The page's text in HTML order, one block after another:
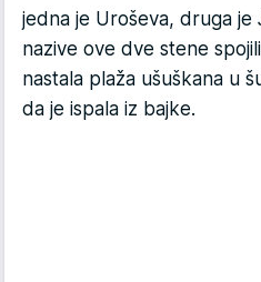
jedna je Uroševa, druga je
nazive ove dve stene
nastala plaža ušuškana u
da je ispala iz bajke.